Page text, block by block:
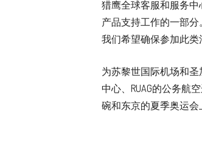
猎鹰全球客服和服务中
产品支持工作的一部
我们希望确保参加此
为苏黎世国际机场和
中心、RUAG的公务航
碗和东京的夏季奥运会